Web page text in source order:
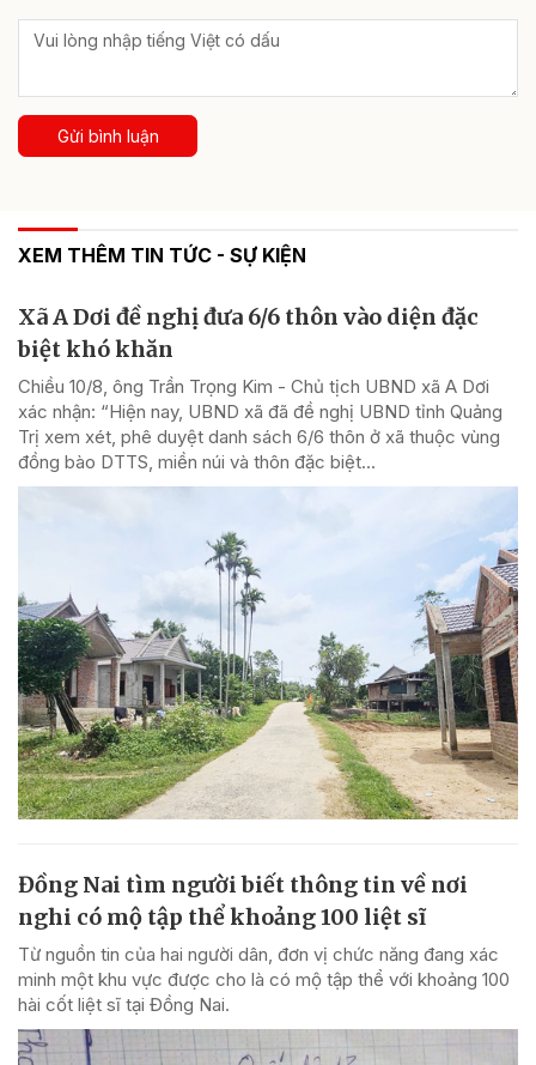
Gửi bình luận
XEM THÊM TIN TỨC - SỰ KIỆN
Xã A Dơi đề nghị đưa 6/6 thôn vào diện đặc
biệt khó khăn
Chiều 10/8, ông Trần Trọng Kim - Chủ tịch UBND xã A Dơi
xác nhận: “Hiện nay, UBND xã đã đề nghị UBND tỉnh Quảng
Trị xem xét, phê duyệt danh sách 6/6 thôn ở xã thuộc vùng
đồng bào DTTS, miền núi và thôn đặc biệt...
Đồng Nai tìm người biết thông tin về nơi
nghi có mộ tập thể khoảng 100 liệt sĩ
Từ nguồn tin của hai người dân, đơn vị chức năng đang xác
minh một khu vực được cho là có mộ tập thể với khoảng 100
hài cốt liệt sĩ tại Đồng Nai.